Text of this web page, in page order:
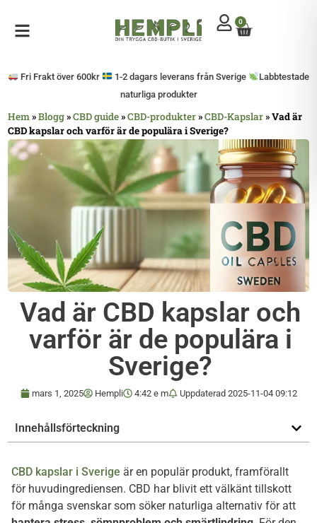
Öppna sidomeny Mitt konto
0
Fri Frakt över 600kr 1-2 dagars leverans från Sverige
Labbtestade
naturliga produkter
Hem»Blogg»CBD guide»CBD-produkter»CBD-Kapslar»Vad är
CBD kapslar och varför är de populära i Sverige?
Vad är CBD kapslar och
varför är de populära i
Sverige?
mars 1, 2025 Hempli 4:42 e m Uppdaterad 2025-11-04 09:12
Innehållsförteckning
CBD kapslar i Sverige är en populär produkt, framförallt
för huvudingrediensen. CBD har blivit ett välkänt tillskott
för många svenskar som söker naturliga alternativ för att